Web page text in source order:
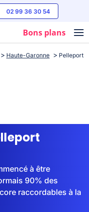
02 99 36 30 54
Bons plans
Haute-Garonne Pelleport
à être
90% des
raccordables à la